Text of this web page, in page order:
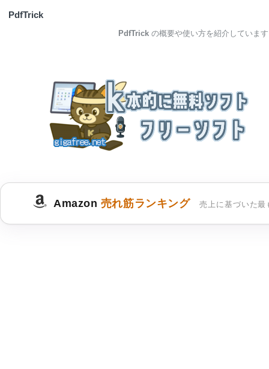
PdfTrick
PdfTrick の概要や使い方を紹介しています
Amazon 売れ筋ランキング 売上に基づいた最